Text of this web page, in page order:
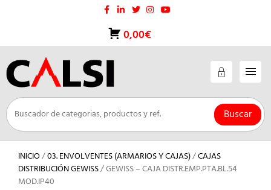
0,00€
Buscar
INICIO/03. ENVOLVENTES (ARMARIOS Y CAJAS)/CAJAS
DISTRIBUCIÓN GEWISS/ GEWISS – CAJA DISTR.EMP.PTA.BL.54
MOD.IP40